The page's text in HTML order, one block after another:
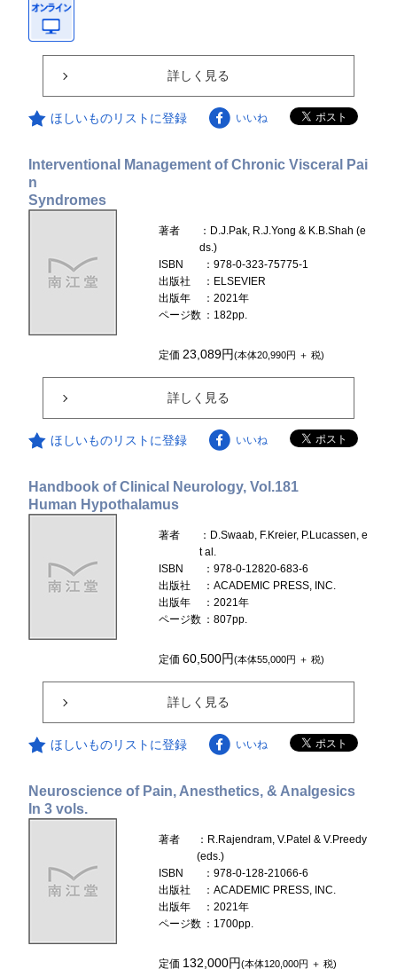
詳しく見る
ほしいものリストに登録 いいね
Interventional Management of Chronic Visceral Pai
n
Syndromes
著者
：D.J.Pak, R.J.Yong & K.B.Shah (e
ds.)
ISBN
：978-0-323-75775-1
出版社
：ELSEVIER
出版年
：2021年
ページ数 ：182pp.
定価23,089円(本体20,990円 ＋ 税)
詳しく見る
ほしいものリストに登録 いいね
Handbook of Clinical Neurology, Vol.181
Human Hypothalamus
著者
：D.Swaab, F.Kreier, P.Lucassen, e
t al.
ISBN
：978-0-12820-683-6
出版社
：ACADEMIC PRESS, INC.
出版年
：2021年
ページ数 ：807pp.
定価60,500円(本体55,000円 ＋ 税)
詳しく見る
ほしいものリストに登録 いいね
Neuroscience of Pain, Anesthetics, & Analgesics
In 3 vols.
著者
：R.Rajendram, V.Patel & V.Preedy
(eds.)
ISBN
：978-0-128-21066-6
出版社
：ACADEMIC PRESS, INC.
出版年
：2021年
ページ数 ：1700pp.
定価 132,000円(本体120,000円 ＋ 税)